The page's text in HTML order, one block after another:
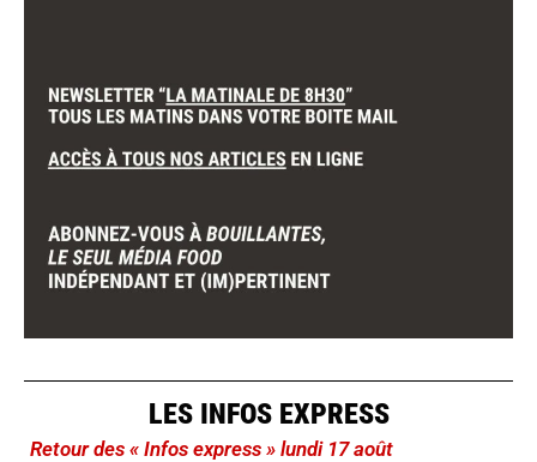
LES INFOS EXPRESS
Retour des « Infos express » lundi 17 août